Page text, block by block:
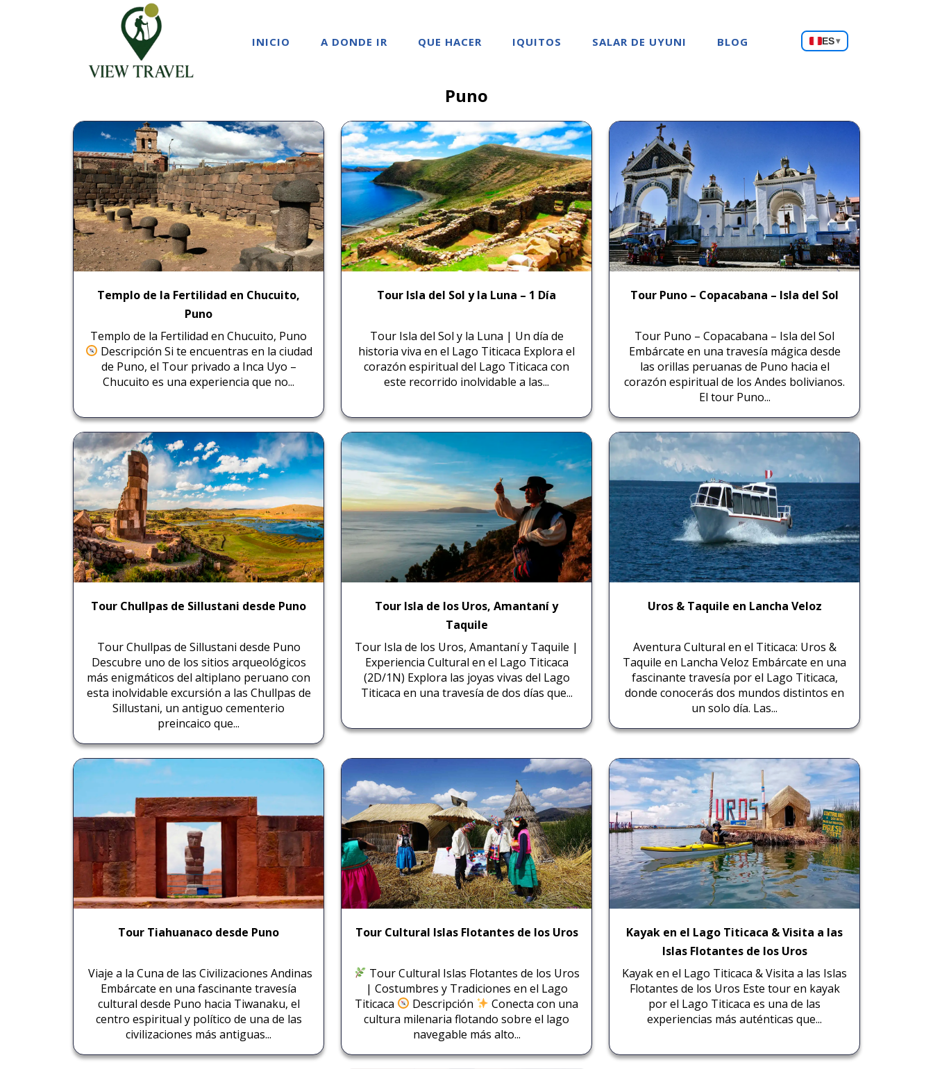
INICIO A DONDE IR QUE HACER IQUITOS SALAR DE UYUNI BLOG
Choose
a
ES▾
Puno
Templo de la Fertilidad en Chucuito,
Puno
Templo de la Fertilidad en Chucuito, Puno
Descripción Si te encuentras en la ciudad
de Puno, el Tour privado a Inca Uyo –
Chucuito es una experiencia que no...
Tour Isla del Sol y la Luna – 1 Día
Tour Isla del Sol y la Luna | Un día de
historia viva en el Lago Titicaca Explora el
corazón espiritual del Lago Titicaca con
este recorrido inolvidable a las...
Tour Puno – Copacabana – Isla del Sol
Tour Puno – Copacabana – Isla del Sol
Embárcate en una travesía mágica desde
las orillas peruanas de Puno hacia el
corazón espiritual de los Andes bolivianos.
El tour Puno...
Tour Chullpas de Sillustani desde Puno
Tour Chullpas de Sillustani desde Puno
Descubre uno de los sitios arqueológicos
más enigmáticos del altiplano peruano con
esta inolvidable excursión a las Chullpas de
Sillustani, un antiguo cementerio
preincaico que...
Tour Isla de los Uros, Amantaní y
Taquile
Tour Isla de los Uros, Amantaní y Taquile |
Experiencia Cultural en el Lago Titicaca
(2D/1N) Explora las joyas vivas del Lago
Titicaca en una travesía de dos días que...
Uros & Taquile en Lancha Veloz
Aventura Cultural en el Titicaca: Uros &
Taquile en Lancha Veloz Embárcate en una
fascinante travesía por el Lago Titicaca,
donde conocerás dos mundos distintos en
un solo día. Las...
Tour Tiahuanaco desde Puno
Viaje a la Cuna de las Civilizaciones Andinas
Embárcate en una fascinante travesía
cultural desde Puno hacia Tiwanaku, el
centro espiritual y político de una de las
civilizaciones más antiguas...
Tour Cultural Islas Flotantes de los Uros
Tour Cultural Islas Flotantes de los Uros
| Costumbres y Tradiciones en el Lago
Titicaca
Descripción
Conecta con una
cultura milenaria flotando sobre el lago
navegable más alto...
Kayak en el Lago Titicaca & Visita a las
Islas Flotantes de los Uros
Kayak en el Lago Titicaca & Visita a las Islas
Flotantes de los Uros Este tour en kayak
por el Lago Titicaca es una de las
experiencias más auténticas que...